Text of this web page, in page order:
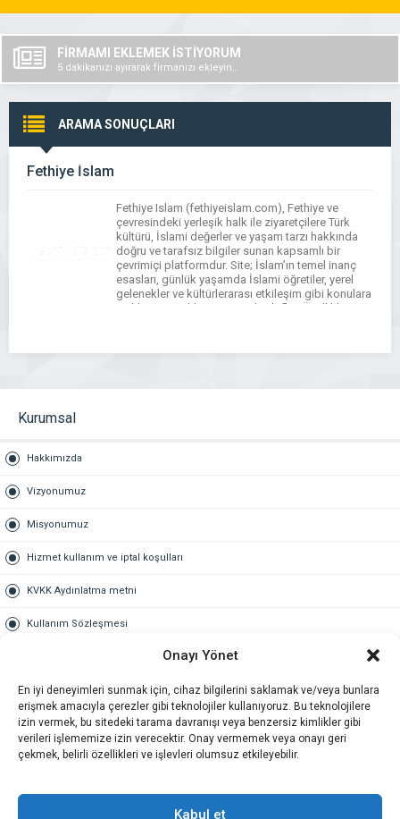
Onayı Yönet
En iyi deneyimleri sunmak için, cihaz bilgilerini saklamak ve/veya bunlara
erişmek amacıyla çerezler gibi teknolojiler kullanıyoruz. Bu teknolojilere
izin vermek, bu sitedeki tarama davranışı veya benzersiz kimlikler gibi
verileri işlememize izin verecektir. Onay vermemek veya onayı geri
çekmek, belirli özellikleri ve işlevleri olumsuz etkileyebilir.
Kabul et
FİRMAMI EKLEMEK İSTİYORUM
5 dakikanızı ayırarak firmanızı ekleyin..
ARAMA SONUÇLARI
Fethiye İslam
Fethiye Islam (fethiyeislam.com), Fethiye ve
çevresindeki yerleşik halk ile ziyaretçilere Türk
kültürü, İslami değerler ve yaşam tarzı hakkında
doğru ve tarafsız bilgiler sunan kapsamlı bir
çevrimiçi platformdur. Site; İslam’ın temel inanç
esasları, günlük yaşamda İslami öğretiler, yerel
gelenekler ve kültürlerarası etkileşim gibi konulara
açıklayıcı içerikler sunmayı hedefler. Özellikle
Kurumsal
Hakkımızda
Vizyonumuz
Misyonumuz
Hizmet kullanım ve iptal koşulları
KVKK Aydınlatma metni
Kullanım Sözleşmesi
Gold üyelik nedir
Kariyer